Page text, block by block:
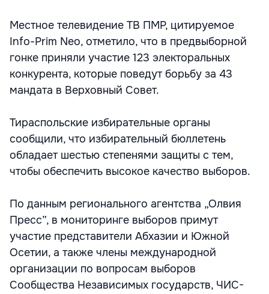
Местное телевидение ТВ ПМР, цитируемое
Info-Prim Neo, отметило, что в предвыборной
гонке приняли участие 123 электоральных
конкурента, которые поведут борьбу за 43
мандата в Верховный Совет.
Тираспольские избирательные органы
сообщили, что избирательный бюллетень
обладает шестью степенями защиты с тем,
чтобы обеспечить высокое качество выборов.
По данным регионального агентства „Олвия
Пресс”, в мониторинге выборов примут
участие представители Абхазии и Южной
Осетии, а также члены международной
организации по вопросам выборов
Сообщества Независимых государств, ЧИС-